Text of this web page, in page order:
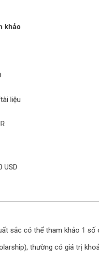
khảo
liệu
USD
sắc có thể tham khảo 1
thường có giá trị